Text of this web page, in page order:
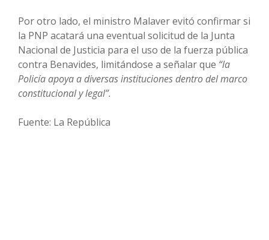
Por otro lado, el ministro Malaver evitó confirmar si
la PNP acatará una eventual solicitud de la Junta
Nacional de Justicia para el uso de la fuerza pública
contra Benavides, limitándose a señalar que “la
Policía apoya a diversas instituciones dentro del marco
constitucional y legal”.
Fuente: La República